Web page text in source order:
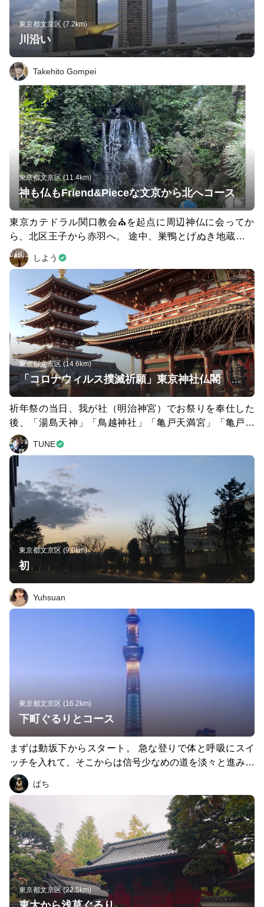
東京都文京区 (7.2km)
川沿い
Takehito Gompei
東京都文京区 (11.4km)
神も仏もFriend&Pieceな文京から北へコース
東京カテドラル関口教会⛪️を起点に周辺神仏に会ってか
ら、北区王子から赤羽へ。 途中、巣鴨とげぬき地蔵商店
街で食べたり、名主の滝で涼んだりできる休憩も楽しい！
ゴールの赤羽では昼飲みも楽しみ‼️🙌
しよう
東京都文京区 (14.6km)
「コロナウィルス撲滅祈願」東京神社仏閣 巡礼ラン
祈年祭の当日、我が社（明治神宮）でお祭りを奉仕した
後、「湯島天神」「鳥越神社」「亀戸天満宮」「亀戸香
取」「浅草寺」「浅草神社」「神田明神」と、今更ながら
東京下町の主要な神社を、知り合いの神主に見つからない
ように廻りながら走りました。 どこも梅がキレイでし
た。 ここまで来たら「靖國」「日枝」「東京大神宮」も
周ろうかとも思いましたが、お腹空いたんで帰りました。
TUNE
東京都文京区 (9.0km)
初
Yuhsuan
東京都文京区 (16.2km)
下町ぐるりとコース
まずは動坂下からスタート。 急な登りで体と呼吸にスイ
ッチを入れて、そこからは信号少なめの道を淡々と進み、
東京大学の赤門前を通過。湯島聖堂と神田明神を通り、秋
葉原を横目に両国方面へ。両国国技館を右手にスカイツリ
ーに向かって走る。アサヒビール本社手前で左折、浅草
へ。その後、入谷経由で上野の寛永寺、上野公園付近へ。
ここら辺はその時の気分で公園行ったり寛永寺行ったり日
暮里方面行くもよし。くるくる回ってハーフ到達でラン終
了！ 30km走りたい時は、根津から遡って東京大学に戻
り、もう一周、両国方面から浅草、上野と行くことで到達
可能！ 表示は適当にライン引いてるのでもう少し距離出
ます。
ぱち
東京都文京区 (22.5km)